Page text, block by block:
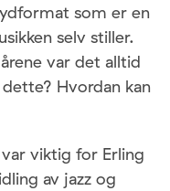
som er en
selv stiller.
var det alltid
Hvordan kan
viktig for Erling
av jazz og